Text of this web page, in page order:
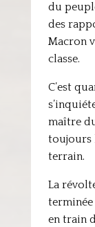
du
des
Macron
classe.
C’est
maître
toujours
terrain.
La
terminée
en train